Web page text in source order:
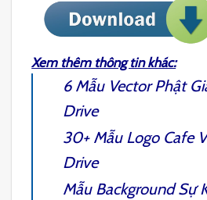
Xem thêm thông tin khác:
6 Mẫu Vector Phật
Drive
30+ Mẫu Logo Cafe
Drive
Mẫu Background Sự